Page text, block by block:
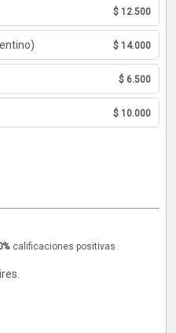
$ 12.500
$ 14.000
$ 6.500
$ 10.000
calificaciones positivas